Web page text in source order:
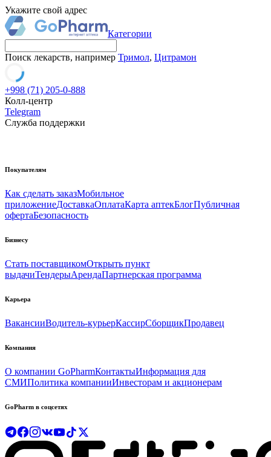
Укажите свой адрес
Категории
Поиск лекарств, например Тримол, Цитрамон
+998 (71) 205-0-888
Колл-центр
Telegram
Служба поддержки
Покупателям
Как сделать заказМобильное
приложениеДоставкаОплатаКарта аптекБлогПубличная
офертаБезопасность
Бизнесу
Стать поставщикомОткрыть пункт
выдачиТендерыАрендаПартнерская программа
Карьера
ВакансииВодитель-курьерКассирСборщикПродавец
Компания
О компании GoPharmКонтактыИнформация для
СМИПолитика компанииИнвесторам и акционерам
GoPharm в соцсетях